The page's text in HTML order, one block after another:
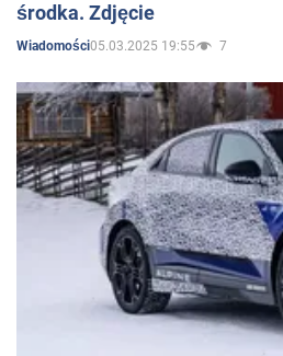
środka. Zdjęcie
Wiadomości05.03.2025 19:55 7